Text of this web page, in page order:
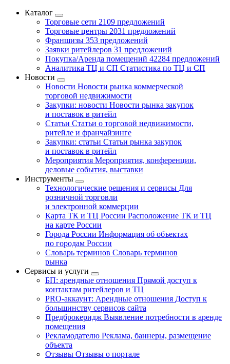
Каталог
Торговые сети 2109 предложений
Торговые центры 2031 предложений
Франшизы 353 предложений
Заявки ритейлеров 31 предложений
Покупка/Аренда помещений 42284 предложений
Аналитика ТЦ и СП Статистика по ТЦ и СП
Новости
Новости Новости рынка коммерческой
торговой недвижимости
Закупки: новости Новости рынка закупок
и поставок в ритейл
Статьи Статьи о торговой недвижимости,
ритейле и франчайзинге
Закупки: статьи Статьи рынка закупок
и поставок в ритейл
Мероприятия Мероприятия, конференции,
деловые события, выставки
Инструменты
Технологические решения и сервисы Для
розничной торговли
и электронной коммерции
Карта ТК и ТЦ России Расположение ТК и ТЦ
на карте России
Города России Информация об объектах
по городам России
Словарь терминов Словарь терминов
рынка
Сервисы и услуги
БП: арендные отношения Прямой доступ к
контактам ритейлеров и ТЦ
PRO-аккаунт: Арендные отношения Доступ к
большинству сервисов сайта
Предброкеридж Выявление потребности в аренде
помещения
Рекламодателю Реклама, баннеры, размещение
объекта
Отзывы Отзывы о портале